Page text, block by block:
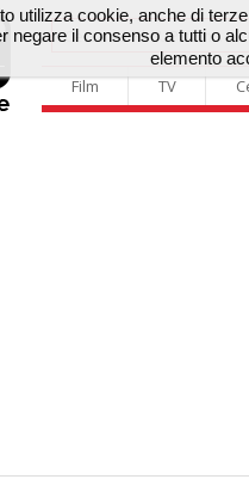
Film TV
utilizza cookie, anche di
negare il consenso a tutti o
elemento